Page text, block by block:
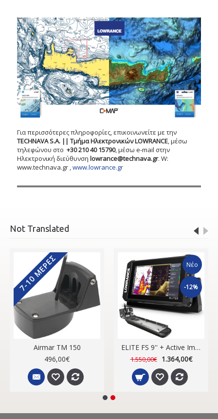
Για περισσότερες πληροφορίες, επικοινωνείτε με την
TECHNAVA S.A. || Tμήμα Ηλεκτρονικών LOWRANCE, μέσω
τηλεφώνου στο +30 210 40 15790, μέσω e-mail στην
Ηλεκτρονική διεύθυνση lowrance@technava.gr. W:
www.technava.gr ,www.lowrance.gr
Not Translated
7-10 ΜΈΡΕΣ
Airmar ΤΜ 150
496,00€
Νέο
-12%
ELITE FS 9'' + Active Imaging 3in 1
1.550,00€ 1.364,00€